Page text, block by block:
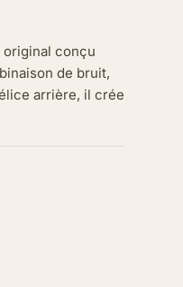
original conçu
de bruit,
arrière, il crée